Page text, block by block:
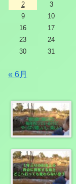
2
3
9
10
16
17
23
24
30
31
« 6月